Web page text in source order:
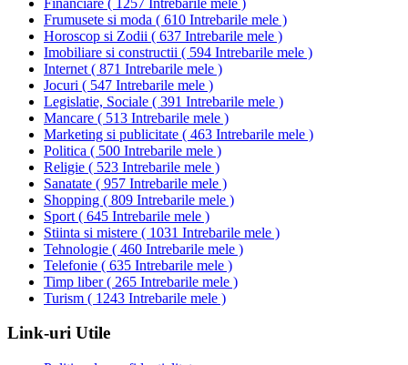
Frumusete si moda ( 610 Intrebarile mele )
Horoscop si Zodii ( 637 Intrebarile mele )
Imobiliare si constructii ( 594 Intrebarile mele )
Internet ( 871 Intrebarile mele )
Jocuri ( 547 Intrebarile mele )
Legislatie, Sociale ( 391 Intrebarile mele )
Mancare ( 513 Intrebarile mele )
Marketing si publicitate ( 463 Intrebarile mele )
Politica ( 500 Intrebarile mele )
Religie ( 523 Intrebarile mele )
Sanatate ( 957 Intrebarile mele )
Shopping ( 809 Intrebarile mele )
Sport ( 645 Intrebarile mele )
Stiinta si mistere ( 1031 Intrebarile mele )
Tehnologie ( 460 Intrebarile mele )
Telefonie ( 635 Intrebarile mele )
Timp liber( 265 Intrebarile mele )
Turism ( 1243 Intrebarile mele )
Link-uri Utile